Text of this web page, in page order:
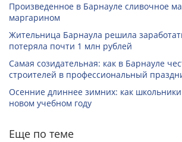
Произведенное в Барнауле сливочное
маргарином
Жительница Барнаула решила
потеряла почти 1 млн рублей
Самая созидательная: как в Барнауле
строителей в профессиональный
Осенние длиннее зимних: как школьники
новом учебном году
Еще по теме